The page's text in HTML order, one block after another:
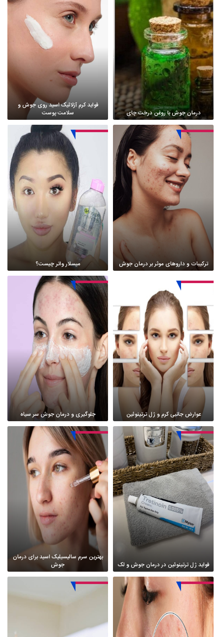
درمان جوش با روغن درخت چای
فواید کرم آزلائیک اسید روی جوش و
سلامت پوست
ترکیبات و داروهای موثر بر درمان جوش میسلار واتر چیست؟
عوارض جانبی کرم و ژل ترتینوئین جلوگیری و درمان جوش سر سیاه
فواید ژل ترتینوئین در درمان جوش و لک
بهترین سرم سالیسیلیک اسید برای درمان
جوش